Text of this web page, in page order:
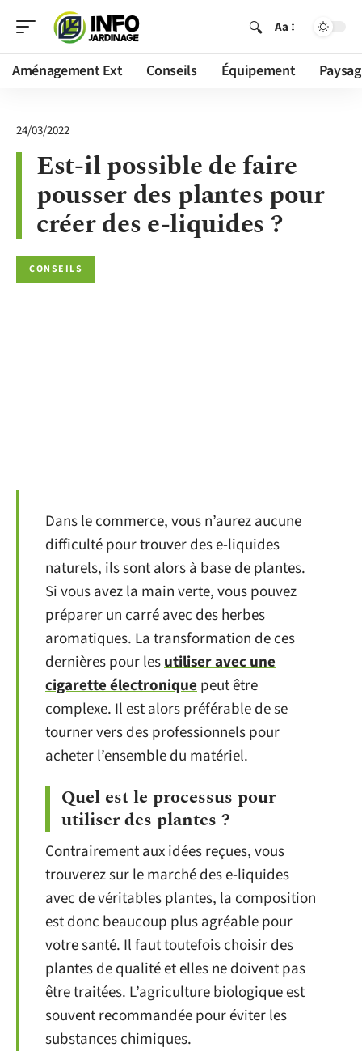
Aa
Aménagement Ext Conseils Équipement
24/03/2022
Est-il possible de faire
pousser des plantes pour
créer des e-liquides ?
CONSEILS
Dans le commerce, vous n’aurez aucune
difficulté pour trouver des e-liquides
naturels, ils sont alors à base de plantes.
Si vous avez la main verte, vous pouvez
préparer un carré avec des herbes
aromatiques. La transformation de ces
dernières pour lesutiliser avec une
cigarette électroniquepeut être
complexe. Il est alors préférable de se
tourner vers des professionnels pour
acheter l’ensemble du matériel.
Quel est le processus pour
utiliser des plantes ?
Contrairement aux idées reçues, vous
trouverez sur le marché des e-liquides
avec de véritables plantes, la composition
est donc beaucoup plus agréable pour
votre santé. Il faut toutefois choisir des
plantes de qualité et elles ne doivent pas
être traitées. L’agriculture biologique est
souvent recommandée pour éviter les
substances chimiques.